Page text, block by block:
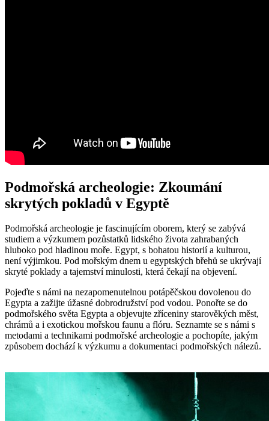
Podmořská archeologie: Zkoumání
skrytých pokladů v Egyptě
Podmořská archeologie je fascinujícím oborem, který se zabývá
studiem a výzkumem pozůstatků lidského života zahrabaných
hluboko pod hladinou moře. Egypt, s bohatou historií a kulturou,
není výjimkou. Pod mořským dnem u egyptských břehů se ukrývají
skryté poklady a tajemství minulosti, která čekají na objevení.
Pojeďte s námi na nezapomenutelnou potápěčskou dovolenou do
Egypta a zažijte úžasné dobrodružství pod vodou. Ponořte se do
podmořského světa Egypta a objevujte zříceniny starověkých měst,
chrámů a i exotickou mořskou faunu a flóru. Seznamte se s námi s
metodami a technikami podmořské archeologie a pochopíte, jakým
způsobem dochází k výzkumu a dokumentaci podmořských nálezů.